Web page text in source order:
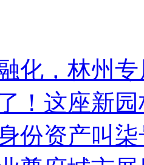
化，林州
！这座新
份资产叫